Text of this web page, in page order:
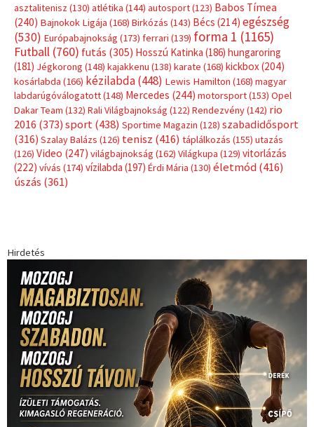
asztalitenisz (130) atlétika (144) autosport(123) Babos Tímea
(240) Bajnokok Ligája (168) Birkózás (143) Bécs (214) egészség
(530) Európabajnokság (173) ferrari (139) forma 1 (1165)
Futball (760) futás (305) Hosszú Katinka (186) hungaroring
(181) Jégkorong (148) kajakkenu (138) karate (168) kickbox(204)
kosárlabda (166) kézilabda(448) Lewis Hamilton (168) magyar
labdarúgóválogatott(148) Mercedes (244) motorsport(153) Opel
Dakar Team (132) Rali Világbajnokság (122) Rendezvény(142) rio
2016 (373) sport(438) Sportime Magazin (128) szabadidősport
(316) Szalay Balázs (126) tenisz (416) táplálkozás (155) utazás
(126) Video (247) világbajnokság (162) Világkupa (129) vitorlázás
(222) vívás (174) vízilabda (197) Érdi Mária (130) életmód(416)
úszás (361)
Hirdetés